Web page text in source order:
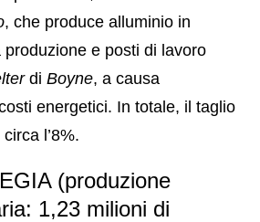
, che produce alluminio in
produzione e posti di lavoro
di Boyne, a causa
energetici. In totale, il taglio
l’8%.
(produzione
1,23 milioni di